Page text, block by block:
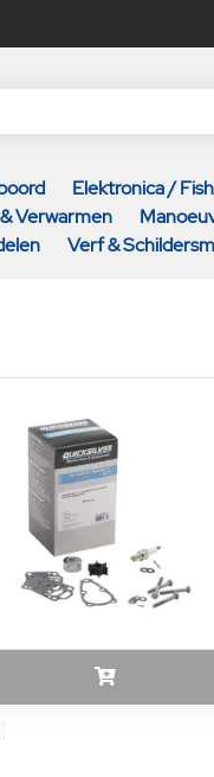
Elektronica /
Verwarmen
Verf &